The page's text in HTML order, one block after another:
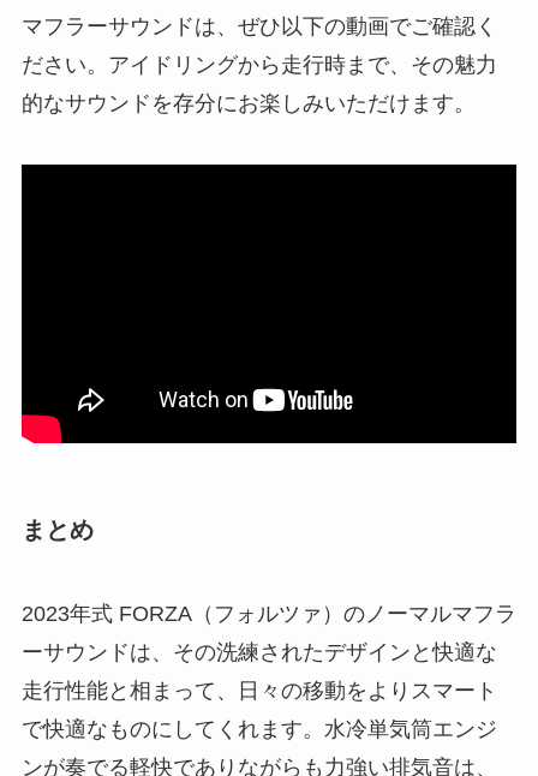
マフラーサウンドは、ぜひ以下の動画でご確認く
ださい。アイドリングから走行時まで、その魅力
的なサウンドを存分にお楽しみいただけます。
まとめ
2023年式 FORZA（フォルツァ）のノーマルマフラ
ーサウンドは、その洗練されたデザインと快適な
走行性能と相まって、日々の移動をよりスマート
で快適なものにしてくれます。水冷単気筒エンジ
ンが奏でる軽快でありながらも力強い排気音は、